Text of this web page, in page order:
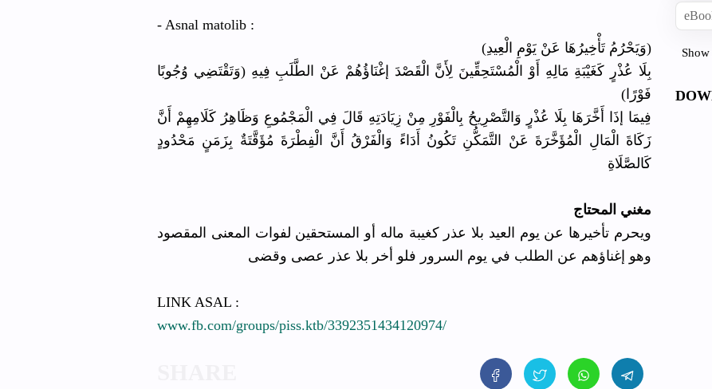
- Asnal matolib :
(وَيَحْرُمُ تَأْخِيرُهَا عَنْ يَوْمِ الْعِيدِ)
بِلَا عُذْرٍ كَغَيْبَةِ مَالِهِ أَوْ الْمُسْتَحِقِّينَ لِأَنَّ الْقَصْدَ إغْنَاؤُهُمْ عَنْ الطَّلَبِ فِيهِ (وَتَقْتَضِي وُجُوبًا
فَوْرًا)
فِيمَا إذَا أَخَّرَهَا بِلَا عُذْرٍ وَالتَّصْرِيحُ بِالْفَوْرِ مِنْ زِيَادَتِهِ قَالَ فِي الْمَجْمُوعِ وَظَاهِرُ كَلَامِهِمْ أَنَّ
زَكَاةَ الْمَالِ الْمُؤَخَّرَةَ عَنْ التَّمَكُّنِ تَكُونُ أَدَاءً وَالْفَرْقُ أَنَّ الْفِطْرَةَ مُؤَقَّتَةٌ بِزَمَنٍ مَحْدُودٍ
كَالصَّلَاةِ
مغني المحتاج
ويحرم تأخيرها عن يوم العيد بلا عذر كغيبة ماله أو المستحقين لفوات المعنى المقصود
وهو إغناؤهم عن الطلب في يوم السرور فلو أخر بلا عذر عصى وقضى
LINK ASAL :
www.fb.com/groups/piss.ktb/3392351434120974/